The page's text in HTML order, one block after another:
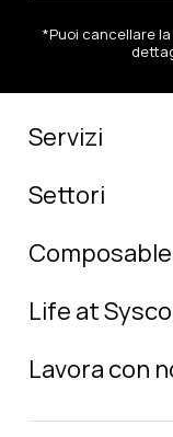
*Puoi cancellare
Servizi
Settori
Life at
Lavora con